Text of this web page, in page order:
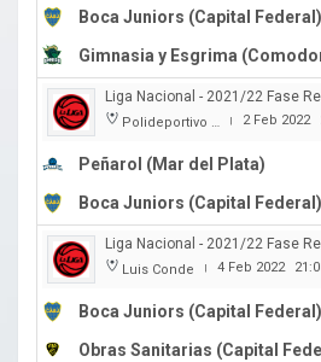
Boca Juniors (Capital Federal)
Gimnasia y Esgrima
Liga Nacional - 2021/22 Fase
Polideportivo Islas Malvinas | 2 Feb 2022
Peñarol (Mar del Plata)
Boca Juniors (Capital Federal)
Liga Nacional - 2021/22 Fase
Luis Conde | 4 Feb 2022
Boca Juniors (Capital Federal)
Obras Sanitarias (Capital